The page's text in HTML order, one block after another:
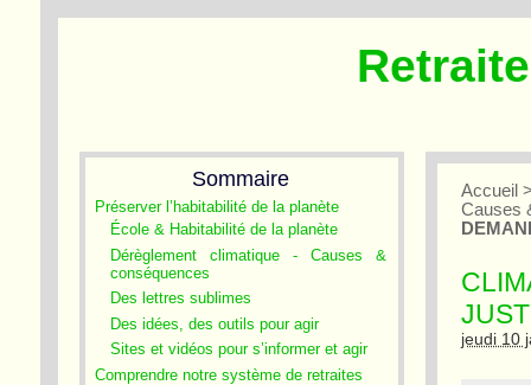
Sommaire
Préserver l’habitabilité de la planète
École & Habitabilité de la planète
Dérèglement climatique - Causes &
conséquences
Des lettres sublimes
Des idées, des outils pour agir
Sites et vidéos pour s’informer et agir
Comprendre notre système de retraites
Accueil
Causes
jeudi 10